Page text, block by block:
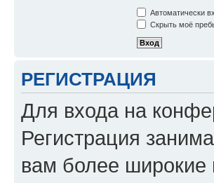
Автоматически
Скрыть моё
РЕГИСТРАЦИЯ
Для входа на
Регистрация
вам более широкие